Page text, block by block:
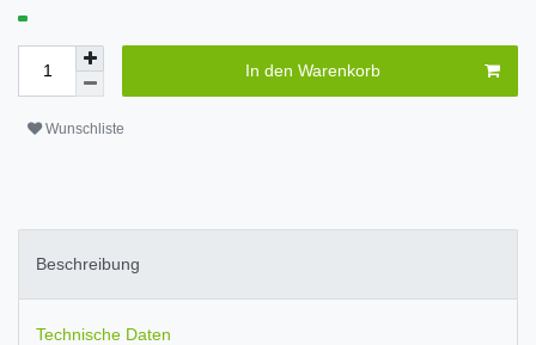
In den Warenkorb
Wunschliste
Beschreibung
Technische Daten